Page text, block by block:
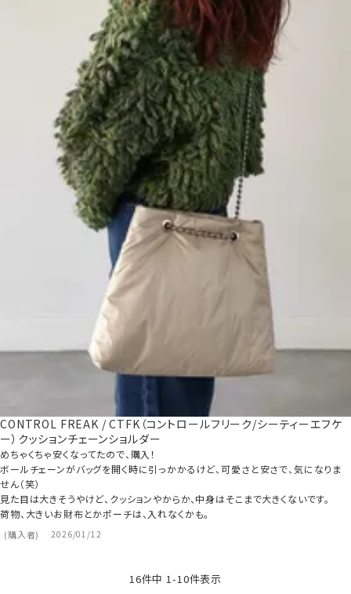
CONTROL FREAK / CTFK（コントロールフリーク/シーティーエフケ
ー）クッションチェーンショルダー
購入者 2026/01/12
めちゃくちゃ安くなってたので、購入！
ボールチェーンがバッグを開く時に引っかかるけど、可愛さと安さで、気になりま
せん（笑）
見た目は大きそうやけど、クッションやからか、中身はそこまで大きくないです。
16件中 1-10件表示